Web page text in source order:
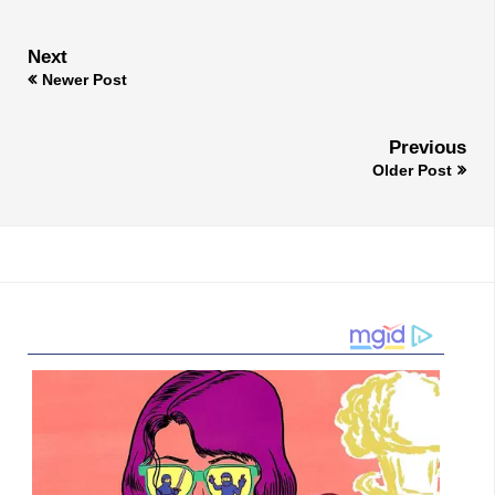
Next
Newer Post
Previous
Older Post